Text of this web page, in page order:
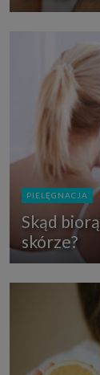
PIELĘGNACJA
Skąd
skórze?